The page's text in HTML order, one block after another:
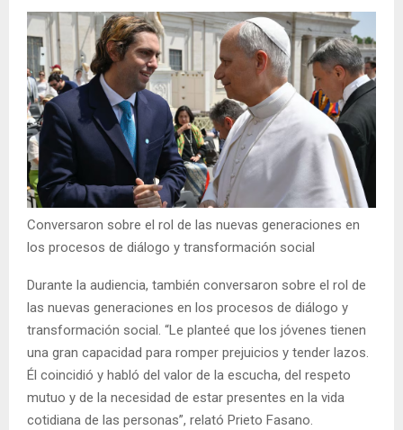
Conversaron sobre el rol de las nuevas generaciones en
los procesos de diálogo y transformación social
Durante la audiencia, también conversaron sobre el rol de
las nuevas generaciones en los procesos de diálogo y
transformación social. “Le planteé que los jóvenes tienen
una gran capacidad para romper prejuicios y tender lazos.
Él coincidió y habló del valor de la escucha, del respeto
mutuo y de la necesidad de estar presentes en la vida
cotidiana de las personas”, relató Prieto Fasano.